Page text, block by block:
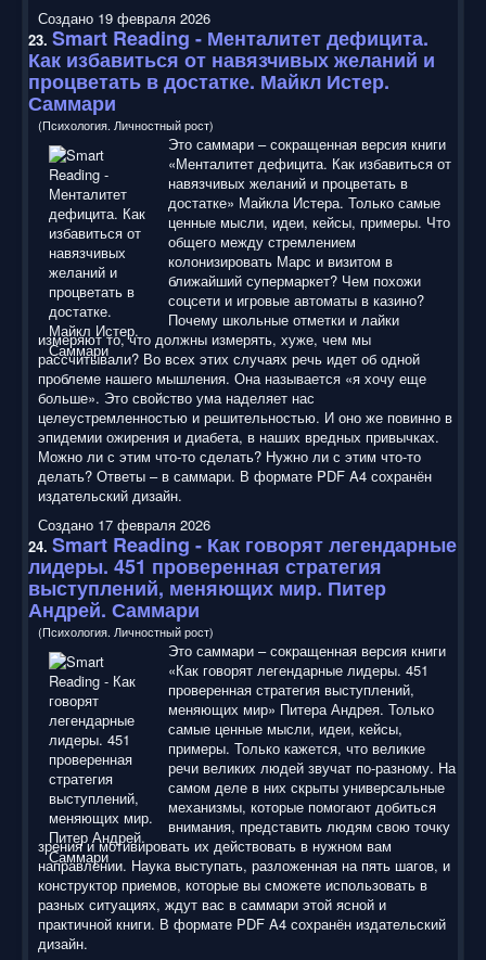
Создано 19 февраля 2026
23. Smart Reading - Менталитет дефицита.
Как избавиться от навязчивых желаний и
процветать в достатке. Майкл Истер.
Саммари
(Психология. Личностный рост)
Это саммари – сокращенная версия книги
«Менталитет дефицита. Как избавиться от
навязчивых желаний и процветать в
достатке» Майкла Истера. Только самые
ценные мысли, идеи, кейсы, примеры. Что
общего между стремлением
колонизировать Марс и визитом в
ближайший супермаркет? Чем похожи
соцсети и игровые автоматы в казино?
Почему школьные отметки и лайки
измеряют то, что должны измерять, хуже, чем мы
рассчитывали? Во всех этих случаях речь идет об одной
проблеме нашего мышления. Она называется «я хочу еще
больше». Это свойство ума наделяет нас
целеустремленностью и решительностью. И оно же повинно в
эпидемии ожирения и диабета, в наших вредных привычках.
Можно ли с этим что-то сделать? Нужно ли с этим что-то
делать? Ответы – в саммари. В формате PDF A4 сохранён
издательский дизайн.
Создано 17 февраля 2026
24. Smart Reading - Как говорят легендарные
лидеры. 451 проверенная стратегия
выступлений, меняющих мир. Питер
Андрей. Саммари
(Психология. Личностный рост)
Это саммари – сокращенная версия книги
«Как говорят легендарные лидеры. 451
проверенная стратегия выступлений,
меняющих мир» Питера Андрея. Только
самые ценные мысли, идеи, кейсы,
примеры. Только кажется, что великие
речи великих людей звучат по-разному. На
самом деле в них скрыты универсальные
механизмы, которые помогают добиться
внимания, представить людям свою точку
зрения и мотивировать их действовать в нужном вам
направлении. Наука выступать, разложенная на пять шагов, и
конструктор приемов, которые вы сможете использовать в
разных ситуациях, ждут вас в саммари этой ясной и
практичной книги. В формате PDF A4 сохранён издательский
дизайн.